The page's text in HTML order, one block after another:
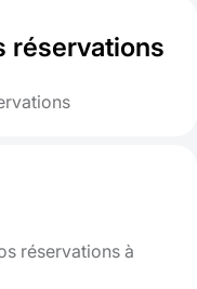
réservations
réservations à